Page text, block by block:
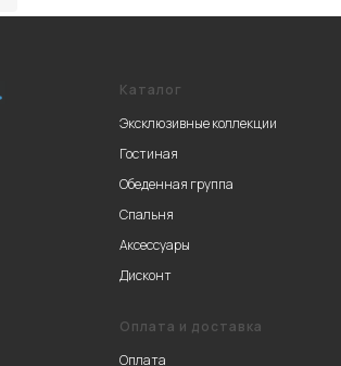
Каталог
Эксклюзивные коллекции
Гостиная
Обеденная группа
Спальня
Аксессуары
Дисконт
Оплата и доставка
Оплата